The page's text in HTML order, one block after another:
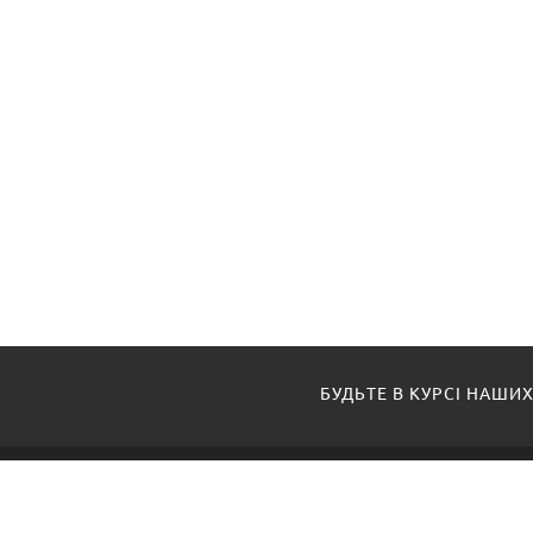
БУДЬТЕ В КУРСІ